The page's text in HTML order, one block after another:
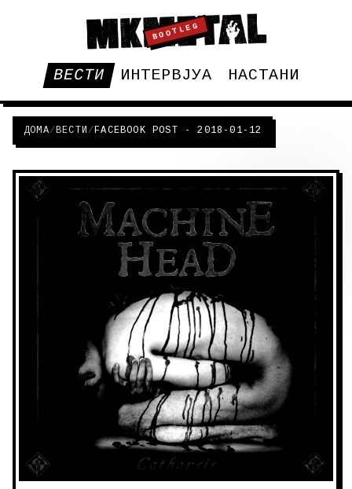
BOOTLEG
ВЕСТИ ИНТЕРВЈУА НАСТАНИ
ДОМА/ВЕСТИ /FACEBOOK POST - 2018-01-12